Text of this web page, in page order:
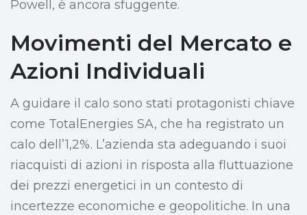
Powell, è ancora sfuggente.
Movimenti del Mercato e
Azioni Individuali
A guidare il calo sono stati protagonisti chiave
come TotalEnergies SA, che ha registrato un
calo dell’1,2%. L’azienda sta adeguando i suoi
riacquisti di azioni in risposta alla fluttuazione
dei prezzi energetici in un contesto di
incertezze economiche e geopolitiche. In una